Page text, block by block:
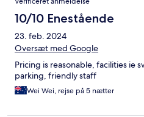
10/10 Enestående
23. feb. 2024
Oversæt med Google
Pricing is reasonable, facilities ie
parking, friendly staff
Wei Wei, rejse på 5 nætter